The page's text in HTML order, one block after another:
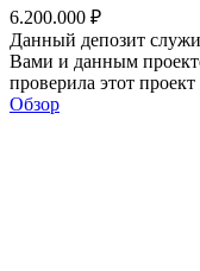
6.200.000 ₽
Данный депозит
Вами и данным
проверила этот
Обзор